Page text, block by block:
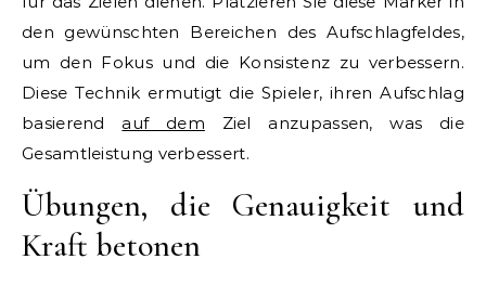
den gewünschten Bereichen des Aufschlagfeldes,
um den Fokus und die Konsistenz zu verbessern.
Diese Technik ermutigt die Spieler, ihren Aufschlag
basierendauf dem Ziel anzupassen, was die
Gesamtleistung verbessert.
Übungen, die Genauigkeit und
Kraft betonen